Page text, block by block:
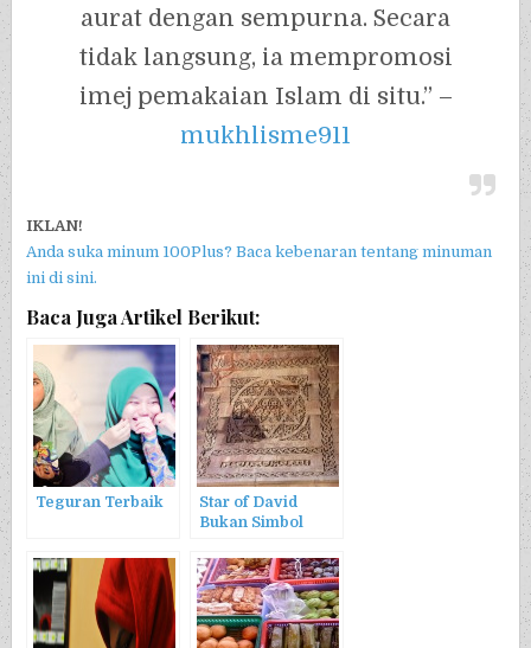
aurat dengan sempurna. Secara
tidak langsung, ia mempromosi
imej pemakaian Islam di situ.” –
mukhlisme911
IKLAN!
Anda suka minum 100Plus? Baca kebenaran tentang minuman
ini di sini.
Baca Juga Artikel Berikut:
Teguran Terbaik
Star of David
Bukan Simbol